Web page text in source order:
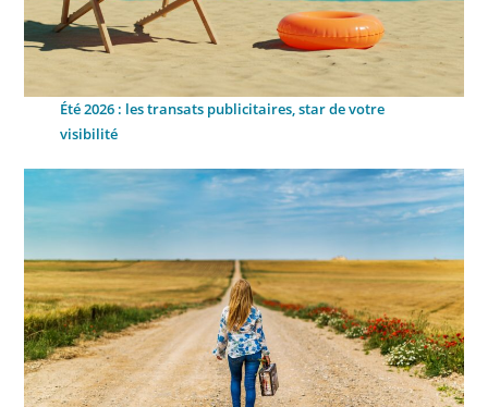
Été 2026 : les transats publicitaires, star de votre
visibilité